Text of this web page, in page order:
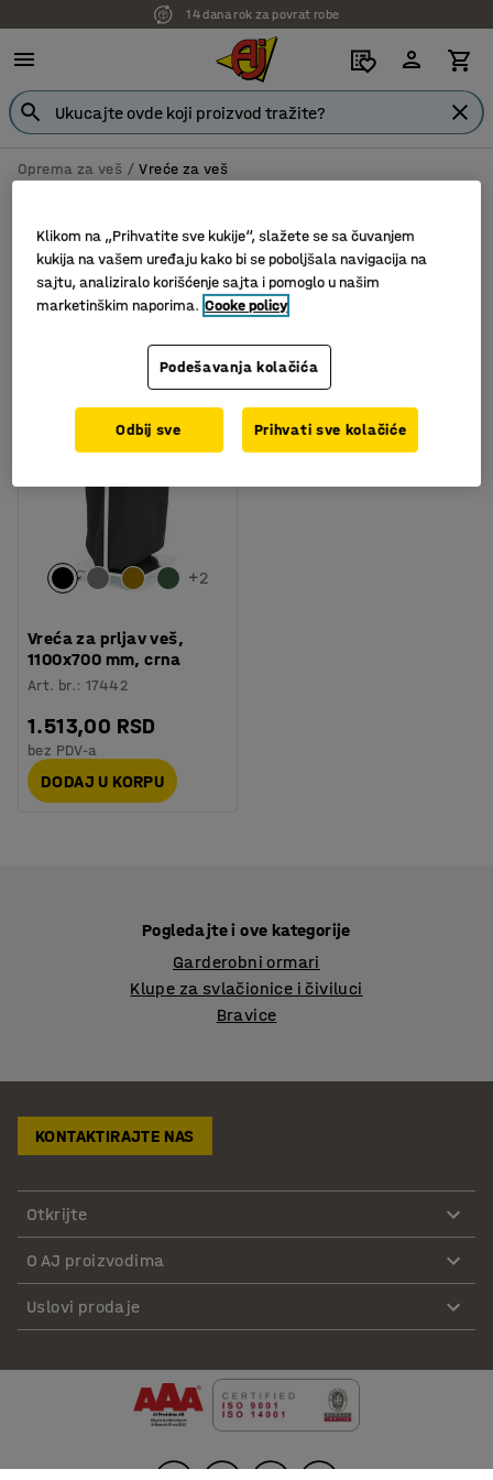
14 dana rok za povrat robe
Oprema za veš Vreće za veš
Filter
+2
Vreća za prljav veš,
1100x700 mm, crna
Art. br.:17442
1.513,00 RSD
bez PDV-a
DODAJ U KORPU
Pogledajte i ove kategorije
Garderobni ormari
Klupe za svlačionice i čiviluci
Bravice
KONTAKTIRAJTE NAS
Otkrijte
O AJ proizvodima
Uslovi prodaje
Klikom na „Prihvatite sve kukije“, slažete se sa čuvanjem
kukija na vašem uređaju kako bi se poboljšala navigacija na
sajtu, analiziralo korišćenje sajta i pomoglo u našim
marketinškim naporima. Cooke policy
Podešavanja kolačića
Odbij sve Prihvati sve kolačiće